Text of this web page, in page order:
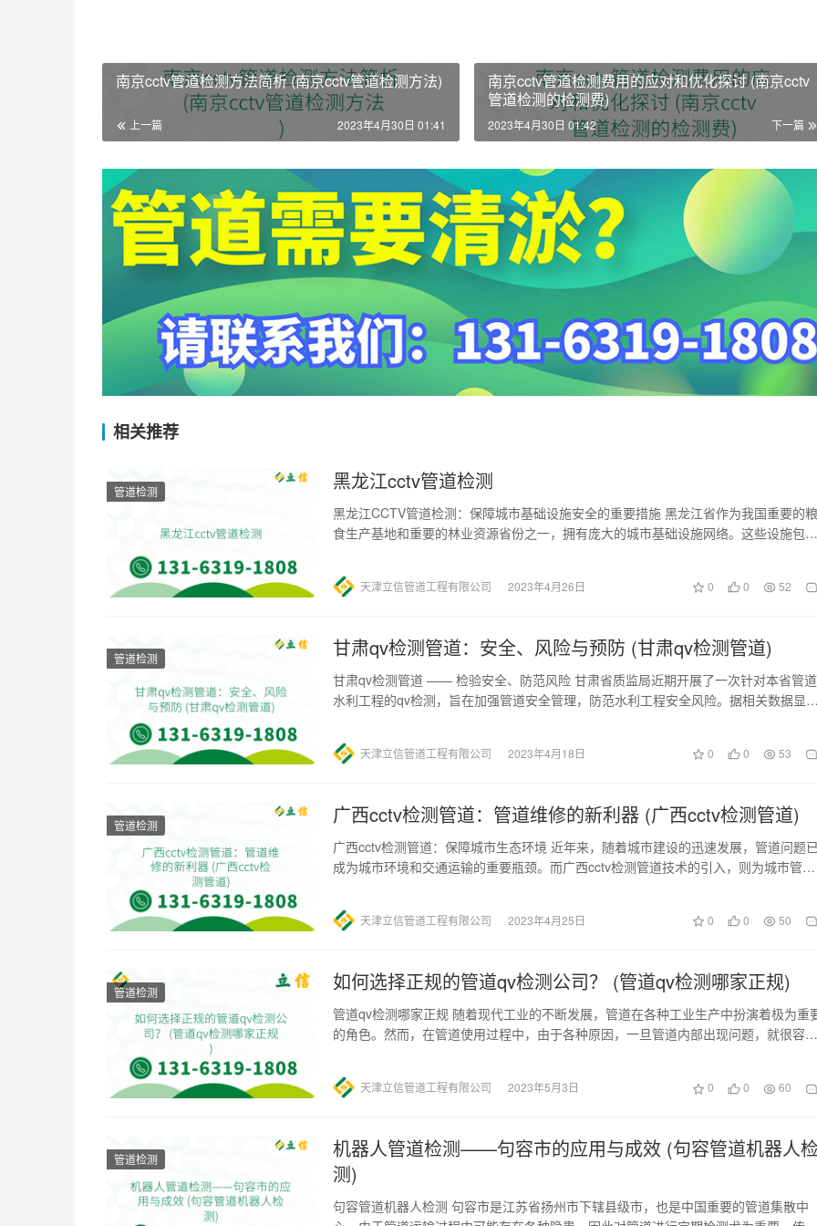
南京cctv管道检测方法简析 (南京cctv管道检测方法)
上一篇 2023年4月30日 01:41
南京cctv管道检测费用的应对和优化探讨 (南京cctv
管道检测的检测费)
下一篇
2023年4月30日 01:42
相关推荐
管道检测 黑龙江cctv管道检测
黑龙江CCTV管道检测：保障城市基础设施安全的重要措施 黑龙江省作为我国重要的粮
食生产基地和重要的林业资源省份之一，拥有庞大的城市基础设施网络。这些设施包括
天津立信管道工程有限公司 2023年4月26日 0 0 52
管道检测 甘肃qv检测管道：安全、风险与预防 (甘肃qv检测管道)
甘肃qv检测管道 —— 检验安全、防范风险 甘肃省质监局近期开展了一次针对本省管道
水利工程的qv检测，旨在加强管道安全管理，防范水利工程安全风险。据相关数据显
天津立信管道工程有限公司 2023年4月18日 0 0 53
管道检测 广西cctv检测管道：管道维修的新利器 (广西cctv检测管道)
广西cctv检测管道：保障城市生态环境 近年来，随着城市建设的迅速发展，管道问题
成为城市环境和交通运输的重要瓶颈。而广西cctv检测管道技术的引入，则为城市管道
天津立信管道工程有限公司 2023年4月25日 0 0 50
管道检测 如何选择正规的管道qv检测公司？ (管道qv检测哪家正规)
管道qv检测哪家正规 随着现代工业的不断发展，管道在各种工业生产中扮演着极为重
的角色。然而，在管道使用过程中，由于各种原因，一旦管道内部出现问题，就很容易
天津立信管道工程有限公司 2023年5月3日 0 0 60
管道检测
机器人管道检测——句容市的应用与成效 (句容管道机器人
测)
句容管道机器人检测 句容市是江苏省扬州市下辖县级市，也是中国重要的管道集散中